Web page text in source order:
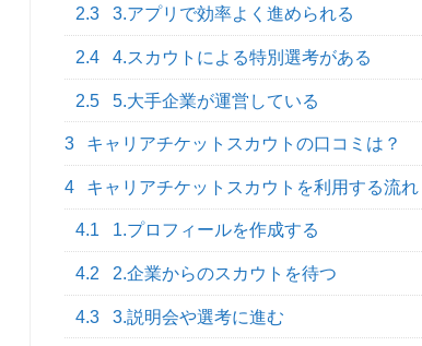
2.3 3.アプリで効率よく進められる
2.4 4.スカウトによる特別選考がある
2.5 5.大手企業が運営している
3 キャリアチケットスカウトの口コミは？
4 キャリアチケットスカウトを利用する流れ
4.1 1.プロフィールを作成する
4.2 2.企業からのスカウトを待つ
4.3 3.説明会や選考に進む